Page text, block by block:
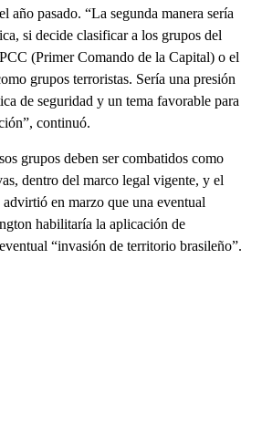
año pasado. “La segunda manera sería
si decide clasificar a los grupos del
(Primer Comando de la Capital) o el
grupos terroristas. Sería una presión
de seguridad y un tema favorable para
continuó.
grupos deben ser combatidos como
dentro del marco legal vigente, y el
en marzo que una eventual
habilitaría la aplicación de
“invasión de territorio brasileño”.